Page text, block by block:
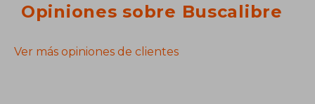
Opiniones sobre Buscalibre
Ver más opiniones de clientes